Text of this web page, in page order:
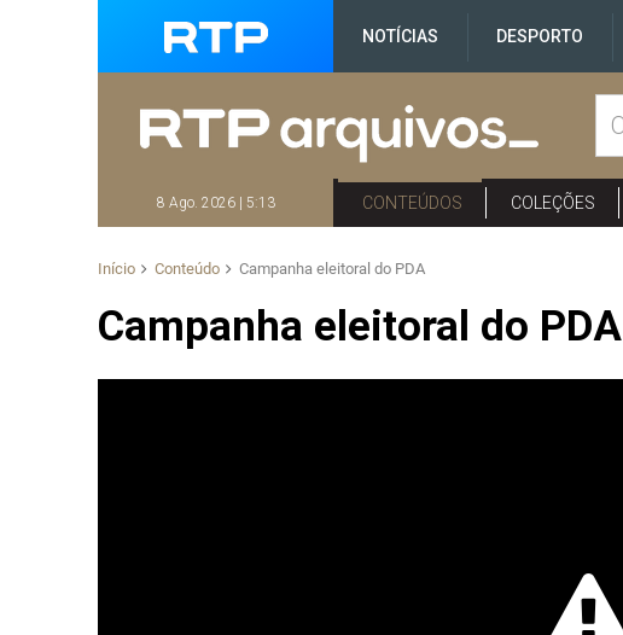
NOTÍCIAS DESPORTO
8 Ago. 2026 | 5:13 CONTEÚDOS COLEÇÕES
Início Conteúdo Campanha eleitoral do PDA
Campanha eleitoral do PDA